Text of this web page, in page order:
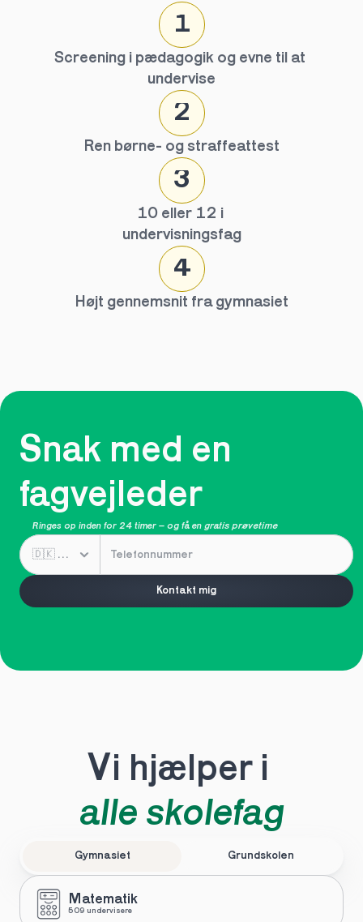
1
Screening i pædagogik og evne til at
undervise
2
Ren børne- og straffeattest
3
10 eller 12 i
undervisningsfag
4
Højt gennemsnit fra gymnasiet
Snak med en
fagvejleder
Ringes op inden for 24 timer – og få en gratis prøvetime
Kontakt mig
Vi hjælper i
alle skolefag
Gymnasiet Grundskolen
Matematik
509 undervisere